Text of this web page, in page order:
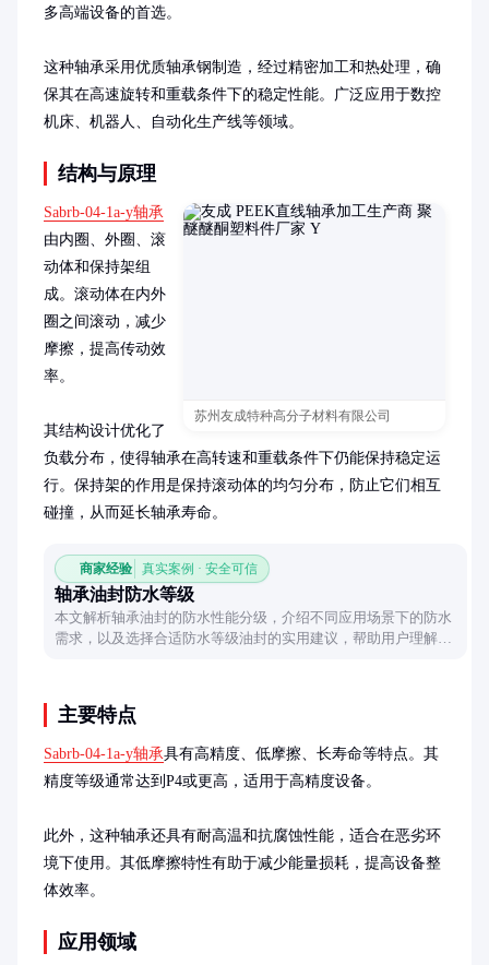
多高端设备的首选。
这种轴承采用优质轴承钢制造，经过精密加工和热处理，确
保其在高速旋转和重载条件下的稳定性能。广泛应用于数控
机床、机器人、自动化生产线等领域。
结构与原理
苏州友成特种高分子材料有限公司
Sabrb-04-1a-y轴承
由内圈、外圈、滚
动体和保持架组
成。滚动体在内外
圈之间滚动，减少
摩擦，提高传动效
率。
其结构设计优化了
负载分布，使得轴承在高转速和重载条件下仍能保持稳定运
行。保持架的作用是保持滚动体的均匀分布，防止它们相互
碰撞，从而延长轴承寿命。
商家经验 真实案例 · 安全可信
轴承油封防水等级
本文解析轴承油封的防水性能分级，介绍不同应用场景下的防水
需求，以及选择合适防水等级油封的实用建议，帮助用户理解并
主要特点
Sabrb-04-1a-y轴承具有高精度、低摩擦、长寿命等特点。其
精度等级通常达到P4或更高，适用于高精度设备。
此外，这种轴承还具有耐高温和抗腐蚀性能，适合在恶劣环
境下使用。其低摩擦特性有助于减少能量损耗，提高设备整
体效率。
应用领域